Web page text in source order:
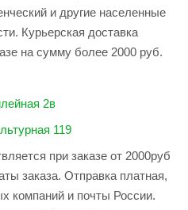
и другие населенные
Курьерская доставка
на сумму более 2000 руб.
2в
119
при заказе от 2000руб
заказа. Отправка платная,
компаний и почты России.